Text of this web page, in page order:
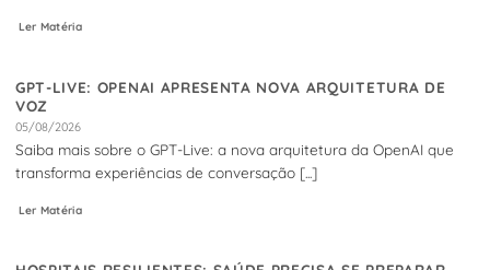
Ler Matéria
GPT-LIVE: OPENAI APRESENTA NOVA ARQUITETURA DE
VOZ
05/08/2026
Saiba mais sobre o GPT-Live: a nova arquitetura da OpenAI que
transforma experiências de conversação [...]
Ler Matéria